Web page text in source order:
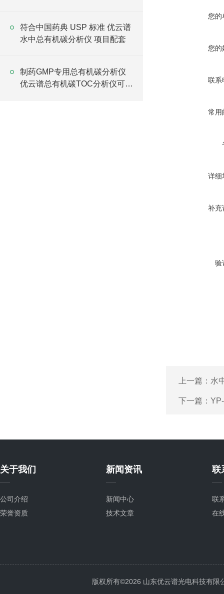
您的
您的
联系
常用
详细
补充
验
上一篇： 水
下一篇：
符合中国药典 USP 标准 优云谱
水中总有机碳分析仪 项目配套
制药GMP专用总有机碳分析仪
优云谱总有机碳TOC分析仪可投
关于我们
公司介绍
荣誉资质
新闻资讯
新闻中心
技术文章
联
联
在
版权所有©2026 山东优云谱光电科技有